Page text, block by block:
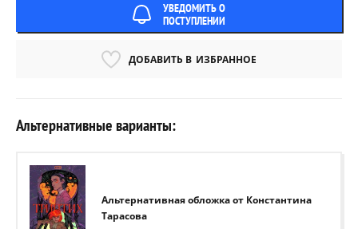
УВЕДОМИТЬ О
ПОСТУПЛЕНИИ
ДОБАВИТЬ В ИЗБРАННОЕ
Альтернативные варианты:
Альтернативная обложка от Константина
Тарасова